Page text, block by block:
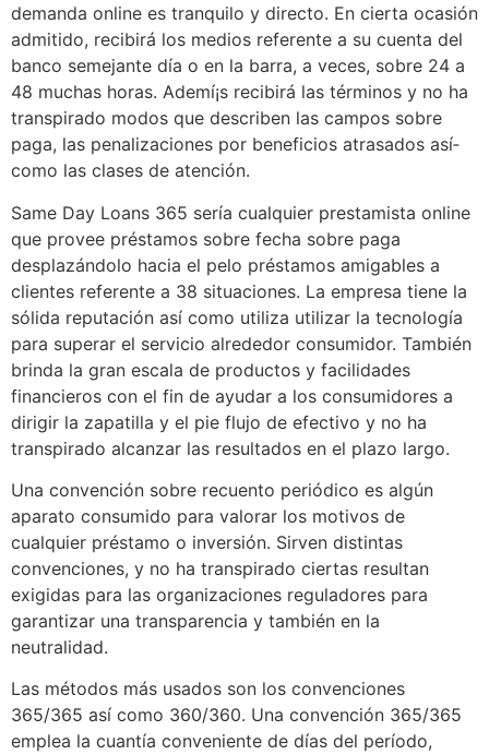
demanda online es tranquilo y directo. En cierta ocasión
admitido, recibirá los medios referente a su cuenta del
banco semejante día o en la barra, a veces, sobre 24 a
48 muchas horas. Ademí¡s recibirá las términos y no ha
transpirado modos que describen las campos sobre
paga, las penalizaciones por beneficios atrasados ​​así­
como las clases de atención.
Same Day Loans 365 serí­a cualquier prestamista online
que provee préstamos sobre fecha sobre paga
desplazándolo hacia el pelo préstamos amigables a
clientes referente a 38 situaciones. La empresa tiene la
sólida reputación así­ como utiliza utilizar la tecnología
para superar el servicio alrededor consumidor. También
brinda la gran escala de productos y facilidades
financieros con el fin de ayudar a los consumidores a
dirigir la zapatilla y el pie flujo de efectivo y no ha
transpirado alcanzar las resultados en el plazo largo.
Una convención sobre recuento periódico es algún
aparato consumido para valorar los motivos de
cualquier préstamo o inversión. Sirven distintas
convenciones, y no ha transpirado ciertas resultan
exigidas para las organizaciones reguladores para
garantizar una transparencia y también en la
neutralidad.
Las métodos más usados son los convenciones
365/365 así­ como 360/360. Una convención 365/365
emplea la cuantía conveniente de días del período,